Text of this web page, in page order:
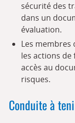
sécurité des
dans un
évaluation.
Les membres
les actions
accès au
risques.
Conduite à